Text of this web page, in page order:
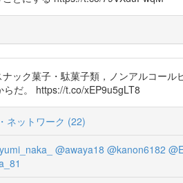
ック菓子・駄菓子類，ノンアルコー
だ。 https://t.co/xEP9u5gLT8
ネットワーク (22)
@awaya18 @kanon6182